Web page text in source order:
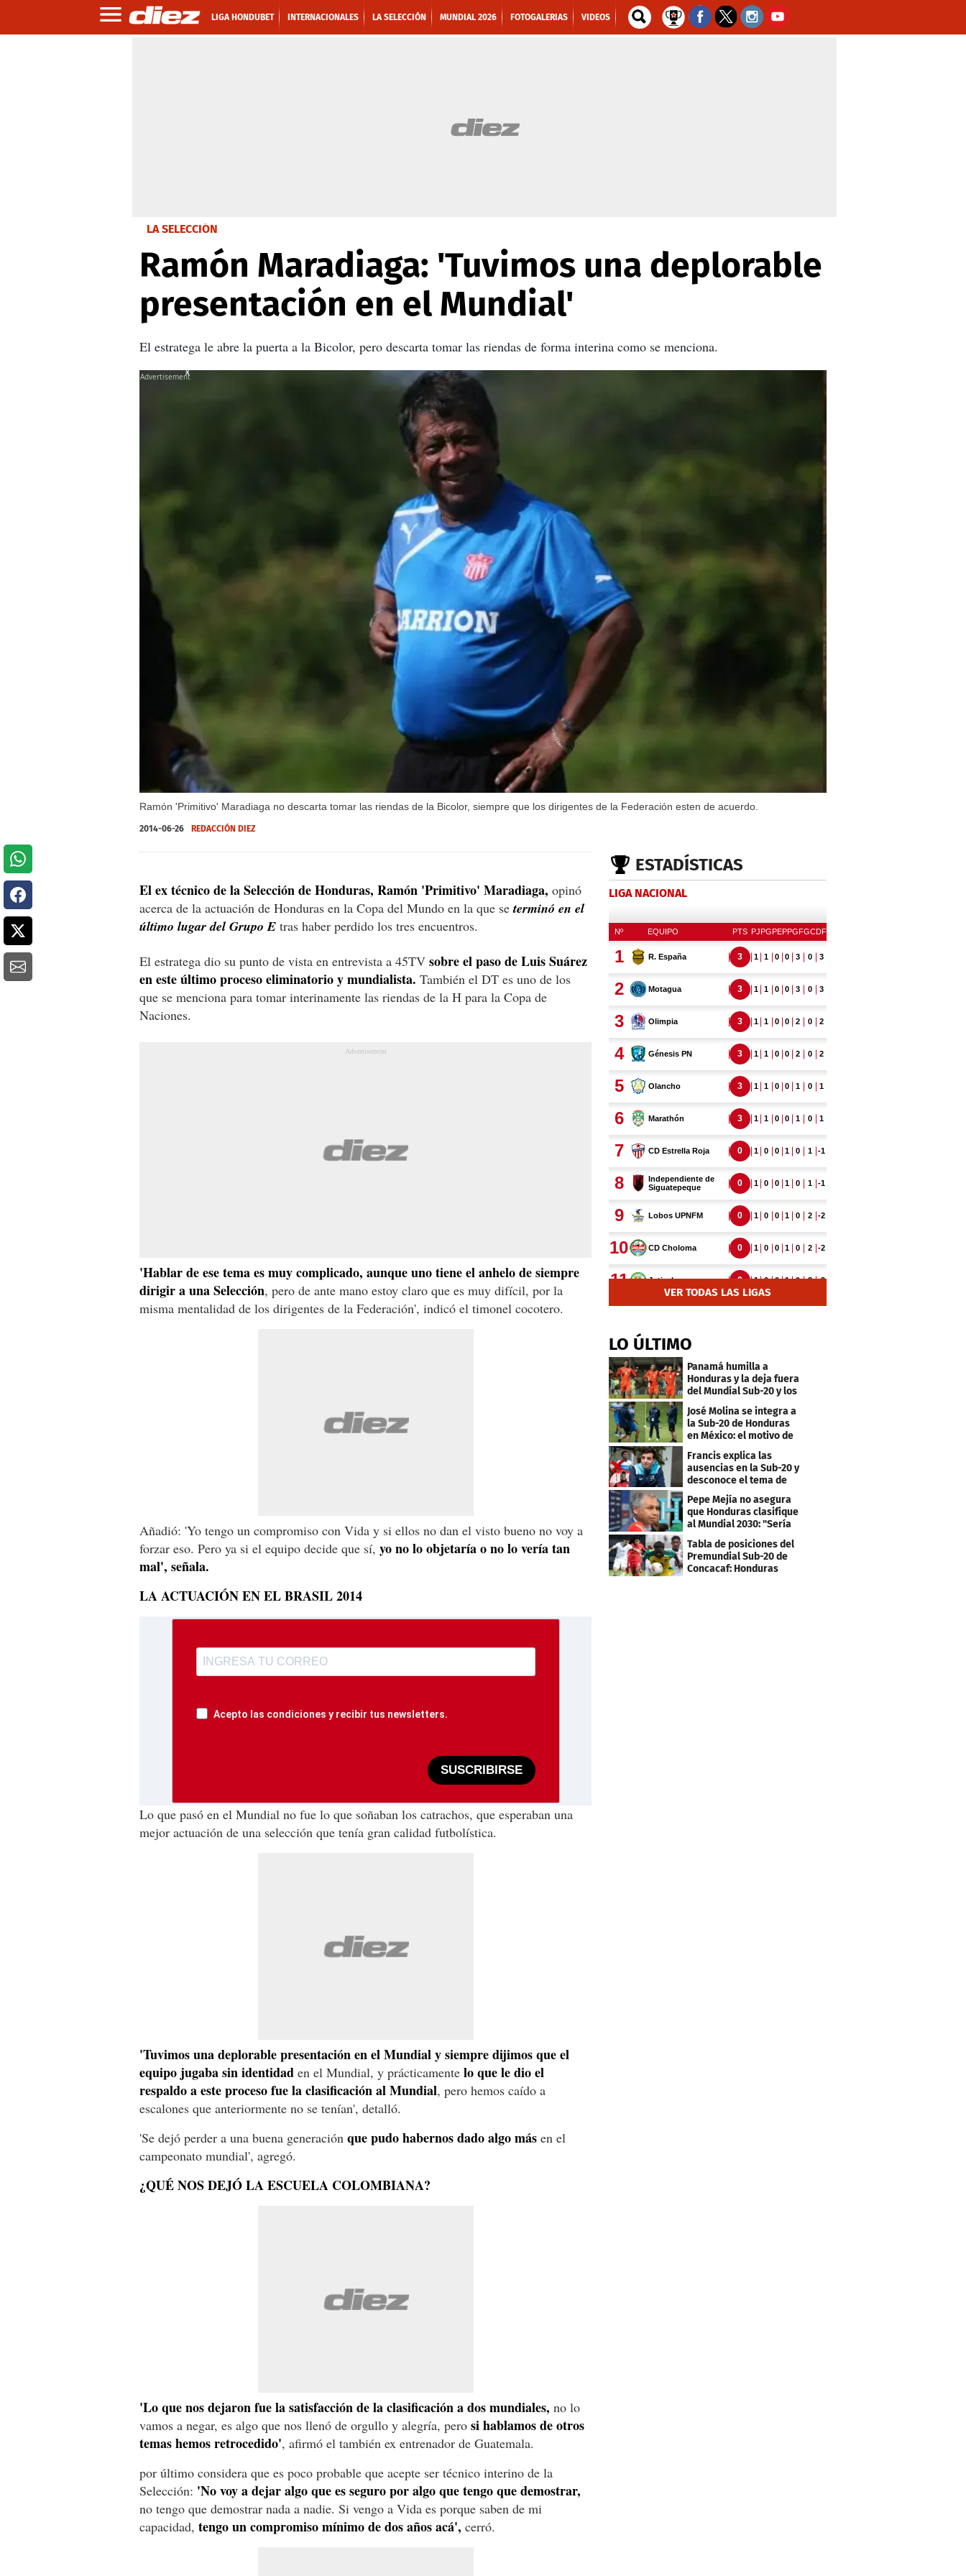
LIGA HONDUBET INTERNACIONALES LA SELECCIÓN MUNDIAL 2026 FOTOGALERIAS VIDEOS
LA SELECCIÓN
Ramón Maradiaga: 'Tuvimos una deplorable
presentación en el Mundial'
El estratega le abre la puerta a la Bicolor, pero descarta tomar las riendas de forma interina como se menciona.
Ramón 'Primitivo' Maradiaga no descarta tomar las riendas de la Bicolor, siempre que los dirigentes de la Federación esten de acuerdo.
X
2014-06-26 REDACCIÓN DIEZ
El ex técnico de la Selección de Honduras, Ramón 'Primitivo' Maradiaga, opinó
acerca de la actuación de Honduras en la Copa del Mundo en la que seterminó en el
último lugar del Grupo E tras haber perdido los tres encuentros.
El estratega dio su punto de vista en entrevista a 45TV sobre el paso de Luis Suárez
en este último proceso eliminatorio y mundialista. También el DT es uno de los
que se menciona para tomar interinamente las riendas de la H para la Copa de
Naciones.
'Hablar de ese tema es muy complicado, aunque uno tiene el anhelo de siempre
dirigir a una Selección, pero de ante mano estoy claro que es muy difícil, por la
misma mentalidad de los dirigentes de la Federación', indicó el timonel cocotero.
Añadió: 'Yo tengo un compromiso con Vida y si ellos no dan el visto bueno no voy a
forzar eso. Pero ya si el equipo decide que sí, yo no lo objetaría o no lo vería tan
mal', señala.
LA ACTUACIÓN EN EL BRASIL 2014
Acepto las condiciones y recibir tus newsletters.
SUSCRIBIRSE
Lo que pasó en el Mundial no fue lo que soñaban los catrachos, que esperaban una
mejor actuación de una selección que tenía gran calidad futbolística.
'Tuvimos una deplorable presentación en el Mundial y siempre dijimos que el
equipo jugaba sin identidad en el Mundial, y prácticamente lo que le dio el
respaldo a este proceso fue la clasificación al Mundial, pero hemos caído a
escalones que anteriormente no se tenían', detalló.
'Se dejó perder a una buena generación que pudo habernos dado algo más en el
campeonato mundial', agregó.
¿QUÉ NOS DEJÓ LA ESCUELA COLOMBIANA?
'Lo que nos dejaron fue la satisfacción de la clasificación a dos mundiales, no lo
vamos a negar, es algo que nos llenó de orgullo y alegría, pero si hablamos de otros
temas hemos retrocedido', afirmó el también ex entrenador de Guatemala.
por último considera que es poco probable que acepte ser técnico interino de la
Selección: 'No voy a dejar algo que es seguro por algo que tengo que demostrar,
no tengo que demostrar nada a nadie. Si vengo a Vida es porque saben de mi
capacidad, tengo un compromiso mínimo de dos años acá', cerró.
ESTADÍSTICAS
LIGA NACIONAL
VER TODAS LAS LIGAS
LO ÚLTIMO
Panamá humilla a
Honduras y la deja fuera
del Mundial Sub-20 y los
Juegos Olímpicos
José Molina se integra a
la Sub-20 de Honduras
en México: el motivo de
su viaje
Francis explica las
ausencias en la Sub-20 y
desconoce el tema de
los tiktokers
Pepe Mejía no asegura
que Honduras clasifique
al Mundial 2030: "Sería
mentir"
Tabla de posiciones del
Premundial Sub-20 de
Concacaf: Honduras